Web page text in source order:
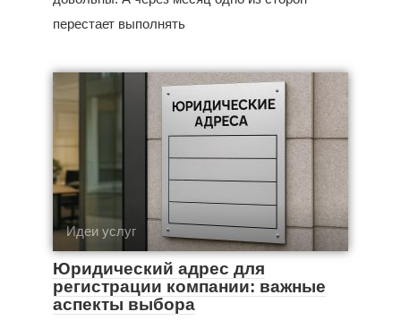
перестает выполнять
Идеи услуг
Юридический адрес для
регистрации компании: важные
аспекты выбора